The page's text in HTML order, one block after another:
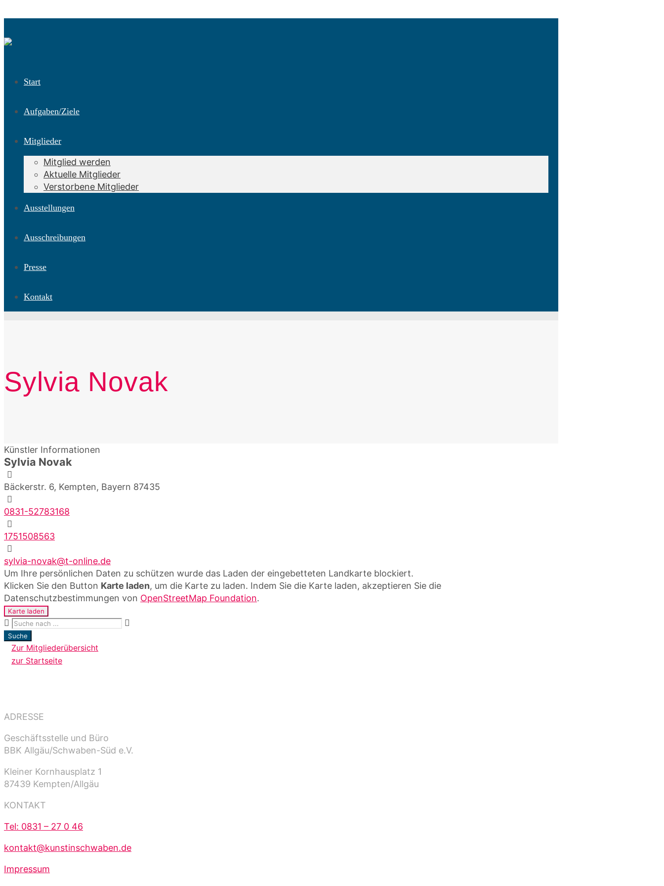
Start
Aufgaben/Ziele
Mitglieder
Mitglied werden
Aktuelle Mitglieder
Verstorbene Mitglieder
Ausstellungen
Ausschreibungen
Presse
Kontakt
Sylvia Novak
Künstler Informationen
Sylvia Novak
Bäckerstr. 6, Kempten, Bayern 87435
0831-52783168
1751508563
sylvia-novak@t-online.de
Um Ihre persönlichen Daten zu schützen wurde das Laden der eingebetteten Landkarte blockiert.
Klicken Sie den Button Karte laden, um die Karte zu laden. Indem Sie die Karte laden, akzeptieren Sie die
Datenschutzbestimmungen von OpenStreetMap Foundation.
Karte laden
Suche
Zur Mitgliederübersicht
zur Startseite
ADRESSE
Geschäftsstelle und Büro
BBK Allgäu/Schwaben-Süd e.V.
Kleiner Kornhausplatz 1
87439 Kempten/Allgäu
KONTAKT
Tel: 0831 – 27 0 46
kontakt@kunstinschwaben.de
Impressum